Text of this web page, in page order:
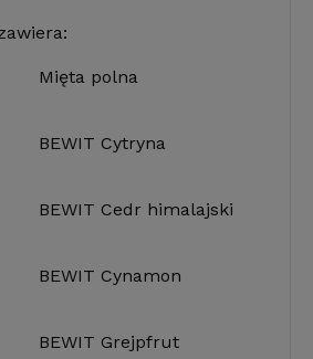
polna
Cytryna
himalajski
Cynamon
liść
Grejpfrut